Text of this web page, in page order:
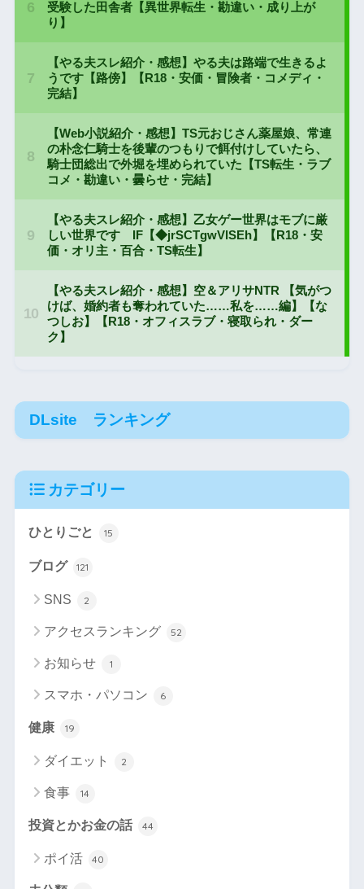
DLsite ランキング
カテゴリー
ひとりごと 15
ブログ 121
SNS 2
アクセスランキング 52
お知らせ 1
スマホ・パソコン 6
健康 19
ダイエット 2
食事 14
投資とかお金の話 44
ポイ活 40